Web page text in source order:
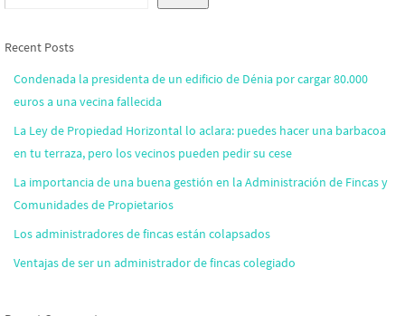
Recent Posts
Condenada la presidenta de un edificio de Dénia por cargar 80.000
euros a una vecina fallecida
La Ley de Propiedad Horizontal lo aclara: puedes hacer una barbacoa
en tu terraza, pero los vecinos pueden pedir su cese
La importancia de una buena gestión en la Administración de Fincas y
Comunidades de Propietarios
Los administradores de fincas están colapsados
Ventajas de ser un administrador de fincas colegiado